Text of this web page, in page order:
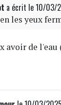
a écrit le 10/03/
les yeux
avoir de l'eau